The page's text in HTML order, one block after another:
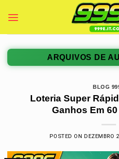
ARQUIVOS DE
BLOG
Loteria Super
Ganhos Em
POSTED ON DEZEMBRO